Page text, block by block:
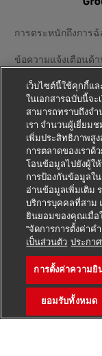
การตระหนักถึงการฉ้
ข้อความแจ้งเตือนด้
ข้อตกลงในการใช้ง
ข้อความแจ้งเตือนค
ข้อมูลเพิ่มเติม
การตั้งค่าคุกกี้
ติดตามเรา
เว็บไซต์นี้ใช้คุกกี้แ
ในเอกสารฉบับนี้จะ
สามารถทราบถึงจ
เรา จำนวนผู้เยี่ยม
เพิ่มประสิทธิภาพสู
การตลาดของเราด้
โอนข้อมูลไปยังผู้ใ
การป้องกันข้อมูลใ
อ่านข้อมูลเพิ่มเติม
บริการบุคคลที่สาม
ยินยอมของคุณเมื่อ
"จัดการการตั้งค่าค
เป็นส่วนตัว ประกา
การตั้งค่าความยิ
ยอมรับทั้งหมด